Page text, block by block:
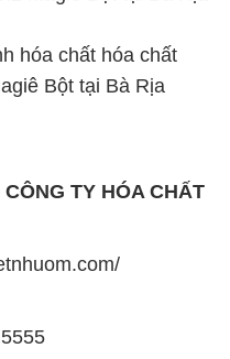
hóa chất hóa chất
Bột tại Bà Rịa
TY HÓA CHẤT